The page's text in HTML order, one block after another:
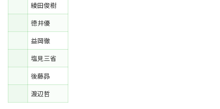
綾田俊樹
徳井優
益岡徹
塩見三省
後藤昴
渡辺哲